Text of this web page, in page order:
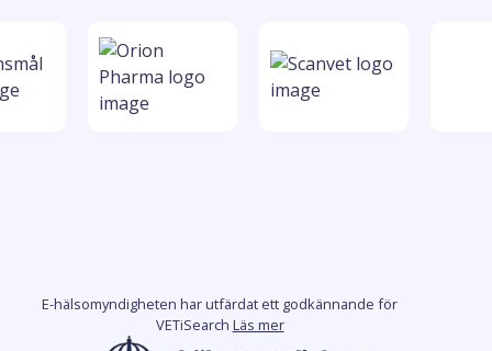
E-hälsomyndigheten har utfärdat ett godkännande för
VETiSearch Läs mer